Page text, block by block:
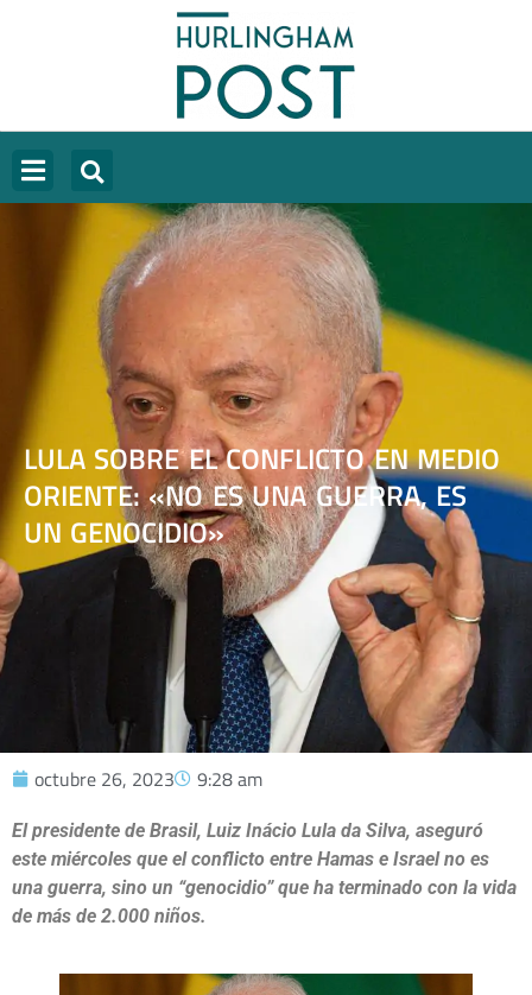
LULA SOBRE EL CONFLICTO EN MEDIO
ORIENTE: «NO ES UNA GUERRA, ES
UN GENOCIDIO»
octubre 26, 2023 9:28 am
El presidente de Brasil, Luiz Inácio Lula da Silva, aseguró
este miércoles que el conflicto entre Hamas e Israel no es
una guerra, sino un “genocidio” que ha terminado con la vida
de más de 2.000 niños.